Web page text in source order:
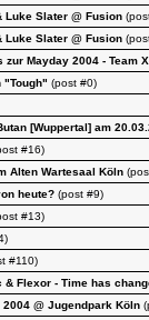
Luke Slater @ Fusion
Luke Slater @ Fusion
Mayday 2004 - Team
"Tough" (post #0)
[Wuppertal] am
#16)
Alten Wartesaal Köln
heute?(post #9)
#13)
#110)
& Flexor - Time has
@ Jugendpark Köln